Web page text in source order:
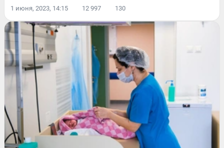
1 июня, 2023, 14:15 12 997 130